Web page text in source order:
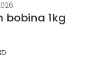
bobina 1kg